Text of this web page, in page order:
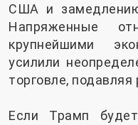
США и
Напряженные
крупнейшими
усилили
торговле,
Если Трамп будет